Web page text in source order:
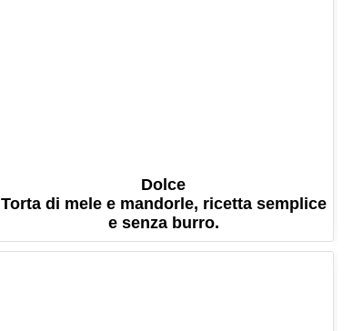
Dolce
Torta di mele e mandorle, ricetta semplice
e senza burro.